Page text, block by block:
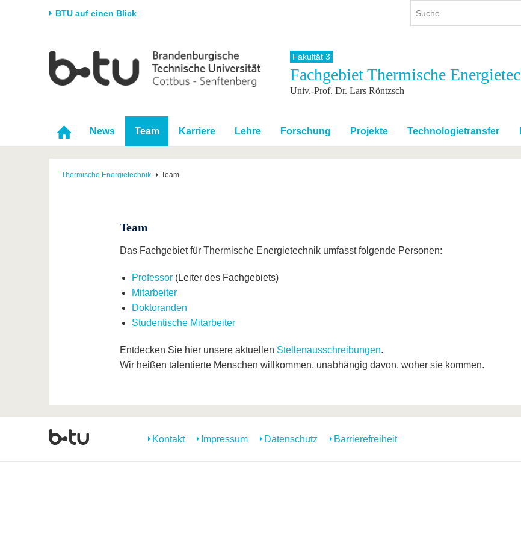
BTU auf einen Blick
Universität
Karriere & Engagement
Partnerschaften &
Strukturwandel
Forschung
Förderung
Wissenschaftlicher
Nachwuchs
Studium
Studienangebot
Im Studium
Nach dem Studium
International
Internationales Profil
Mit der BTU ins Ausland
Für internationale
Studierende
Weiterbildung
Fakultät 3
Fachgebiet Thermische
Univ.-Prof. Dr. Lars Röntzsch
News Team Karriere Lehre Forschung Projekte Technologietransfer
Thermische Energietechnik Team
Team
Das Fachgebiet für Thermische Energietechnik umfasst folgende Personen:
Professor(Leiter des Fachgebiets)
Mitarbeiter
Doktoranden
Studentische Mitarbeiter
Entdecken Sie hier unsere aktuellen Stellenausschreibungen.
Wir heißen talentierte Menschen willkommen, unabhängig davon, woher sie kommen.
Kontakt Impressum Datenschutz Barrierefreiheit